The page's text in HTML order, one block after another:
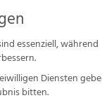
Service
essenziell, während
Diensten
bitten.